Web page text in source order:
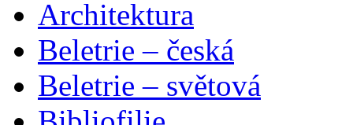
Architektura
Beletrie – česká
Beletrie – světová